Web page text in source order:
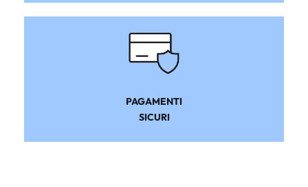
PAGAMENTI
SICURI